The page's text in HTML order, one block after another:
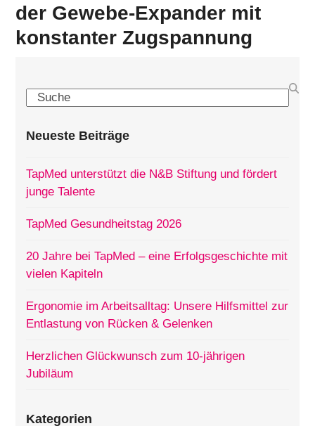
der Gewebe-Expander mit
konstanter Zugspannung
Search
Neueste Beiträge
TapMed unterstützt die N&B Stiftung und fördert
junge Talente
TapMed Gesundheitstag 2026
20 Jahre bei TapMed – eine Erfolgsgeschichte mit
vielen Kapiteln
Ergonomie im Arbeitsalltag: Unsere Hilfsmittel zur
Entlastung von Rücken & Gelenken
Herzlichen Glückwunsch zum 10-jährigen
Jubiläum
Kategorien